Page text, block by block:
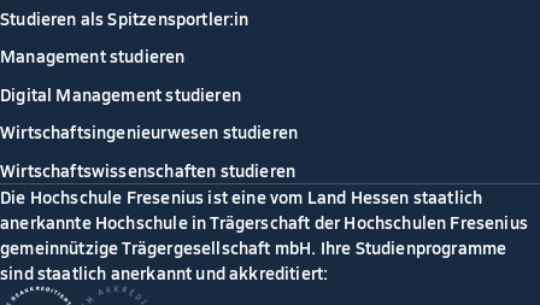
Studieren als Spitzensportler:in
Management studieren
Digital Management studieren
Wirtschaftsingenieurwesen studieren
Wirtschaftswissenschaften studieren
Die Hochschule Fresenius ist eine vom Land Hessen staatlich
anerkannte Hochschule in Trägerschaft der Hochschulen Fresenius
gemeinnützige Trägergesellschaft mbH. Ihre Studienprogramme
sind staatlich anerkannt und akkreditiert: